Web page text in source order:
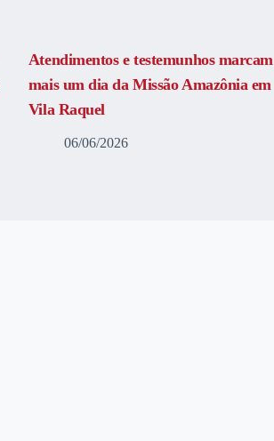
Atendimentos e testemunhos marcam
mais um dia da Missão Amazônia em
Vila Raquel
06/06/2026